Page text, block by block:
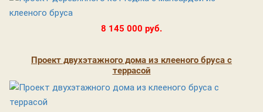
8 145 000 руб.
Проект двухэтажного дома из клееного бруса с
террасой